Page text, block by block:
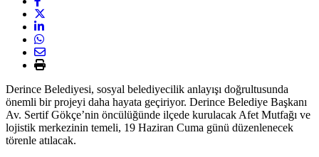
Derince Belediyesi, sosyal belediyecilik anlayışı doğrultusunda
önemli bir projeyi daha hayata geçiriyor. Derince Belediye Başkanı
Av. Sertif Gökçe’nin öncülüğünde ilçede kurulacak Afet Mutfağı ve
lojistik merkezinin temeli, 19 Haziran Cuma günü düzenlenecek
törenle atılacak.